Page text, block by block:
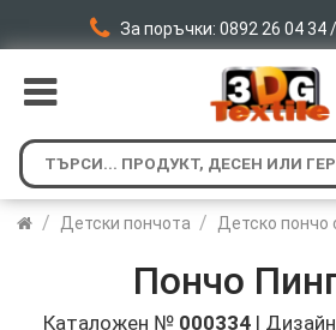
За поръчки: 0892 26 04 34
/ Детски пончота / Детско пончо
Пончо
Каталожен № 000334 |